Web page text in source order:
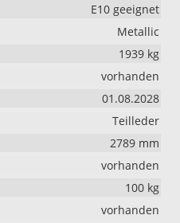
E10 geeignet
Metallic
1939 kg
vorhanden
01.08.2028
Teilleder
2789 mm
vorhanden
100 kg
vorhanden